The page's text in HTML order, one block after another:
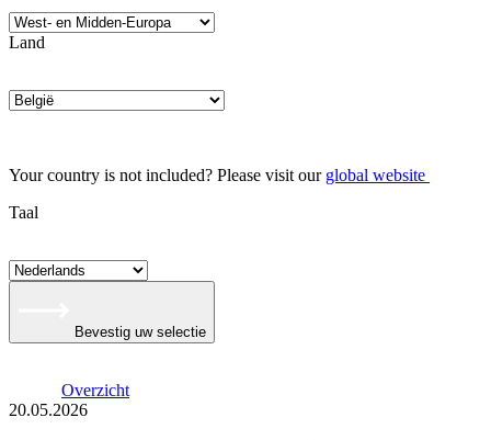
Land
Your country is not included? Please visit our global website
Taal
Bevestig uw selectie
Overzicht
20.05.2026